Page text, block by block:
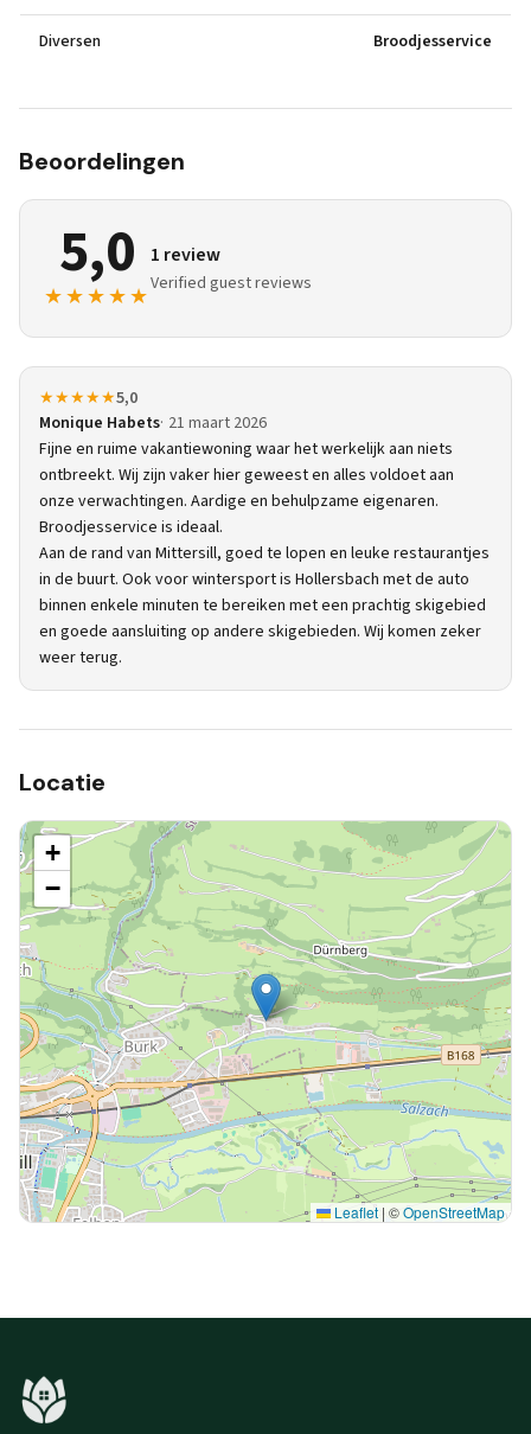
Diversen Broodjesservice
Beoordelingen
5,0
★★★★★
1 review
Verified guest reviews
★★★★★5,0
Monique Habets 21 maart 2026
Fijne en ruime vakantiewoning waar het werkelijk aan niets
ontbreekt. Wij zijn vaker hier geweest en alles voldoet aan
onze verwachtingen. Aardige en behulpzame eigenaren.
Broodjesservice is ideaal.
Aan de rand van Mittersill, goed te lopen en leuke restaurantjes
in de buurt. Ook voor wintersport is Hollersbach met de auto
binnen enkele minuten te bereiken met een prachtig skigebied
en goede aansluiting op andere skigebieden. Wij komen zeker
weer terug.
Locatie
+
−
Leaflet | ©OpenStreetMap